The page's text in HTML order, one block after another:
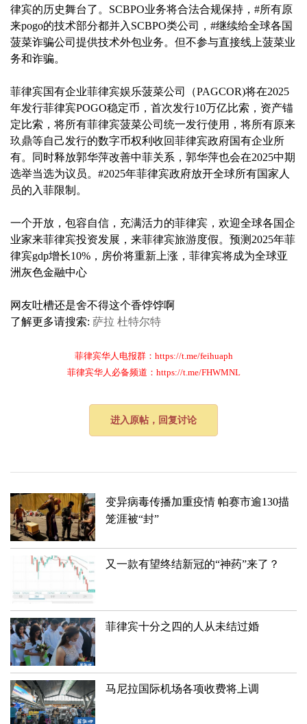
律宾的历史舞台了。SCBPO业务将合法合规保持，#所有原
来pogo的技术部分都并入SCBPO类公司，#继续给全球各国
菠菜诈骗公司提供技术外包业务。但不参与直接线上菠菜业
务和诈骗。
菲律宾国有企业菲律宾娱乐菠菜公司（PAGCOR)将在2025
年发行菲律宾POGO稳定币，首次发行10万亿比索，资产锚
定比索，将所有菲律宾菠菜公司统一发行使用，将所有原来
玖鼎等自己发行的数字币权利收回菲律宾政府国有企业所
有。同时释放郭华萍改善中菲关系，郭华萍也会在2025中期
选举当选为议员。#2025年菲律宾政府放开全球所有国家人
员的入菲限制。
一个开放，包容自信，充满活力的菲律宾，欢迎全球各国企
业家来菲律宾投资发展，来菲律宾旅游度假。预测2025年菲
律宾gdp增长10%，房价将重新上涨，菲律宾将成为全球亚
洲灰色金融中心
网友吐槽还是舍不得这个香饽饽啊
了解更多请搜索: 萨拉 杜特尔特
菲律宾华人电报群：https://t.me/feihuaph
菲律宾华人必备频道：https://t.me/FHWMNL
进入原帖，回复讨论
变异病毒传播加重疫情 帕赛市逾130描
笼涯被“封”
又一款有望终结新冠的“神药”来了？
​菲律宾十分之四的人从未结过婚
马尼拉国际机场各项收费将上调